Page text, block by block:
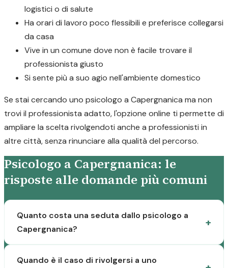
logistici o di salute
Ha orari di lavoro poco flessibili e preferisce collegarsi
da casa
Vive in un comune dove non è facile trovare il
professionista giusto
Si sente più a suo agio nell'ambiente domestico
Se stai cercando uno psicologo a Capergnanica ma non
trovi il professionista adatto, l'opzione online ti permette di
ampliare la scelta rivolgendoti anche a professionisti in
altre città, senza rinunciare alla qualità del percorso.
Psicologo a Capergnanica: le
risposte alle domande più comuni
Quanto costa una seduta dallo psicologo a
Capergnanica?
Quando è il caso di rivolgersi a uno